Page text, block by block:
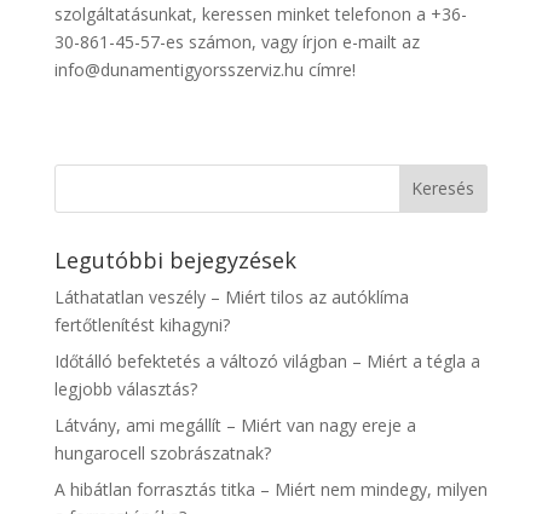
szolgáltatásunkat, keressen minket telefonon a +36-
30-861-45-57-es számon, vagy írjon e-mailt az
info@dunamentigyorsszerviz.hu címre!
Legutóbbi bejegyzések
Láthatatlan veszély – Miért tilos az autóklíma
fertőtlenítést kihagyni?
Időtálló befektetés a változó világban – Miért a tégla a
legjobb választás?
Látvány, ami megállít – Miért van nagy ereje a
hungarocell szobrászatnak?
A hibátlan forrasztás titka – Miért nem mindegy, milyen